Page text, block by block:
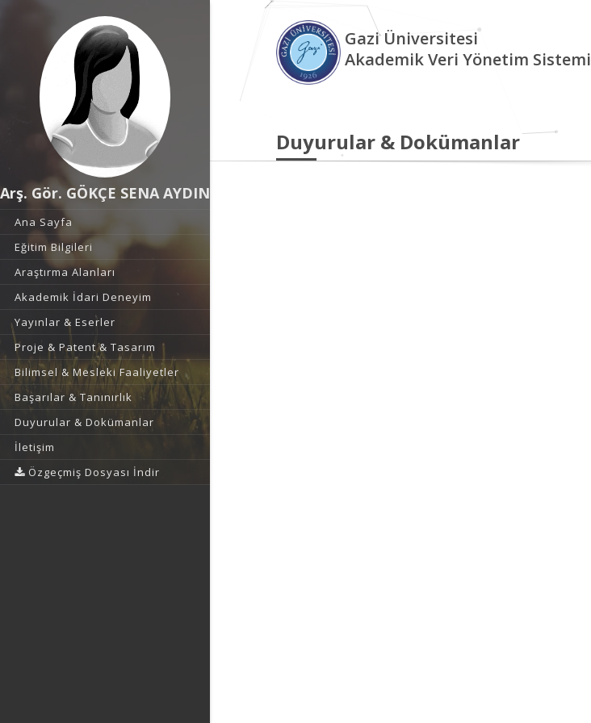
Arş. Gör. GÖKÇE SENA AYDIN
Ana Sayfa
Eğitim Bilgileri
Araştırma Alanları
Akademik İdari Deneyim
Yayınlar & Eserler
Proje & Patent & Tasarım
Bilimsel & Mesleki Faaliyetler
Başarılar & Tanınırlık
Duyurular & Dokümanlar
İletişim
Özgeçmiş Dosyası İndir
Gazi Üniversitesi
Akademik Veri Yönetim Sistemi
Duyurular & Dokümanlar